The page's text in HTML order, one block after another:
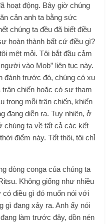
hoạt động. Bây giờ chúng
cản anh ta bằng sức
chúng ta đều đã biết điều
hoàn thành bất cứ điều gì?
mệt mỏi. Tôi bắt đầu cảm
vào Mob” liên tục này.
đánh trước đó, chúng có xu
chiến hoặc có sự tham
trong mỗi trận chiến, khiến
đang diễn ra. Tuy nhiên, ở
chúng ta về tất cả các kết
điểm này. Tốt thôi, tôi chỉ
dòng conga của chúng ta
Không giống như nhiều
điều gì đó muốn nói với
gì đang xảy ra. Anh ấy nói
làm trước đây, dồn nén